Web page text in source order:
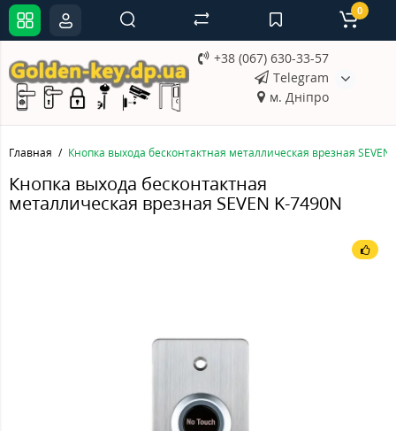
+38 (067) 630-33-57
Telegram
м. Дніпро
0
Главная Кнопка выхода бесконтактная металлическая врезная SEVEN
Кнопка выхода бесконтактная
металлическая врезная SEVEN K-7490N